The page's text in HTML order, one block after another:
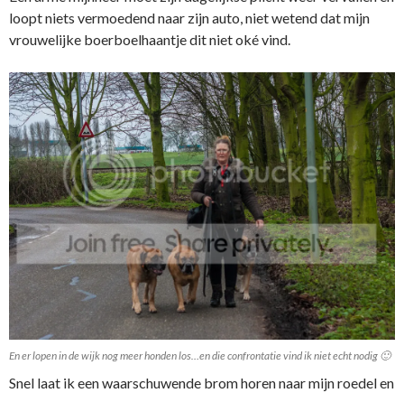
loopt niets vermoedend naar zijn auto, niet wetend dat mijn
vrouwelijke boerboelhaantje dit niet oké vind.
En er lopen in de wijk nog meer honden los…en die confrontatie vind ik niet echt nodig 🙂
Snel laat ik een waarschuwende brom horen naar mijn roedel en